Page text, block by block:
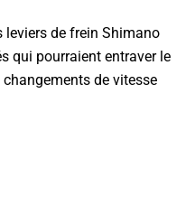
leviers de frein Shimano
qui pourraient entraver le
de vitesse